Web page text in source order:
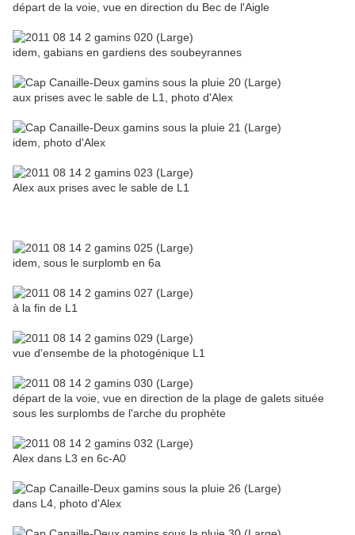
départ de la voie, vue en direction du Bec de l'Aigle
idem, gabians en gardiens des soubeyrannes
aux prises avec le sable de L1, photo d'Alex
idem, photo d'Alex
Alex aux prises avec le sable de L1
idem, sous le surplomb en 6a
à la fin de L1
vue d'ensembe de la photogénique L1
départ de la voie, vue en direction de la plage de galets située
sous les surplombs de l'arche du prophète
Alex dans L3 en 6c-A0
dans L4, photo d'Alex